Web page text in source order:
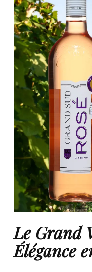
Le Grand
Élégance